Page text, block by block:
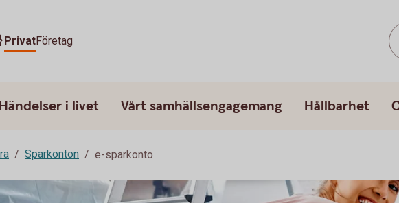
PrivatFöretag
Händelser i livet Vårt samhällsengagemang Hållbarhet
Sparkonton e-sparkonto